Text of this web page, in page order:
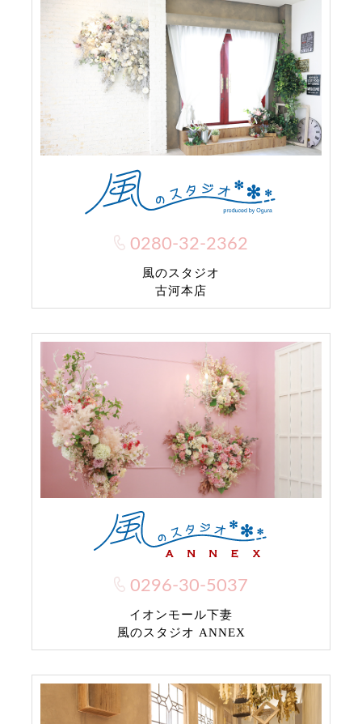
0280-32-2362
風のスタジオ
古河本店
0296-30-5037
イオンモール下妻
風のスタジオ ANNEX